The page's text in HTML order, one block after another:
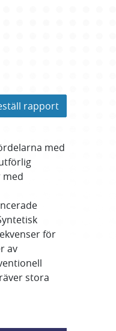
rapport
med
med
för
av
stora